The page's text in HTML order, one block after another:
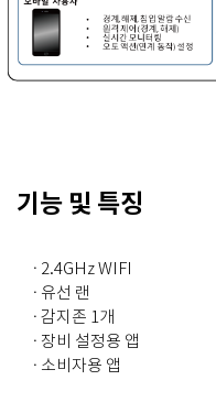
기능 및 특징
· 2.4GHz WIFI
· 유선 랜
· 감지존 1개
· 장비 설정용 앱
· 소비자용 앱